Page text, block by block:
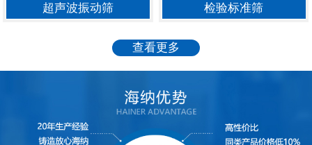
超声波振动筛 检验标准筛
查看更多